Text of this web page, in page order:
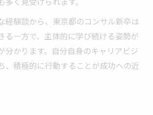
経験談から、東京都のコンサル新卒は
る一方で、主体的に学び続ける姿勢が
分かります。自分自身のキャリアビジ
、積極的に行動することが成功への近